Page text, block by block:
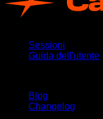
Sessioni
Guida dell'utente
Blog
Changelog